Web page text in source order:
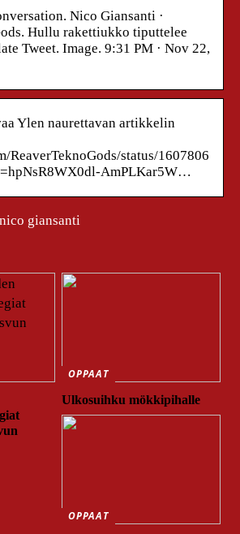
Nico Giansanti ·
Hullu rakettiukko tiputtelee
Tweet. Image. 9:31 PM · Nov 22,
Ylen naurettavan artikkelin
ReaverTeknoGods/status/1607806
AmPLKar5W…
giansanti
OPPAAT
Ulkosuihku mökkipihalle
OPPAAT